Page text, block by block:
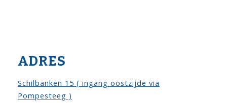
ADRES
Schilbanken 15 ( ingang oostzijde via
Pompesteeg )